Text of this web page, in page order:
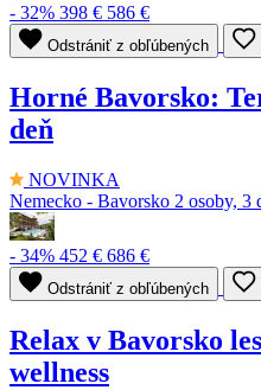
- 32% 398 € 586 €
Odstrániť z obľúbených
Horné Bavorsko:
deň
NOVINKA
Nemecko - Bavorsko 2 osoby, 3
- 34% 452 € 686 €
Odstrániť z obľúbených
Relax v Bavorsko
wellness